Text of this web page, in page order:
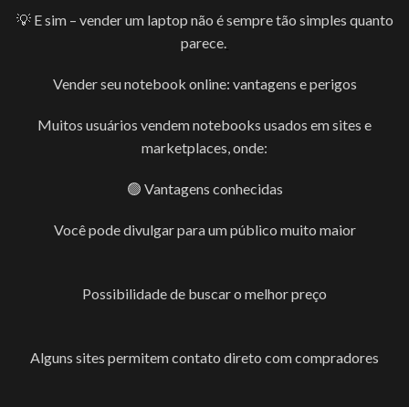
💡 E sim – vender um laptop não é sempre tão simples quanto
parece.
Vender seu notebook online: vantagens e perigos
Muitos usuários vendem notebooks usados em sites e
marketplaces, onde:
🟢 Vantagens conhecidas
Você pode divulgar para um público muito maior
Possibilidade de buscar o melhor preço
Alguns sites permitem contato direto com compradores